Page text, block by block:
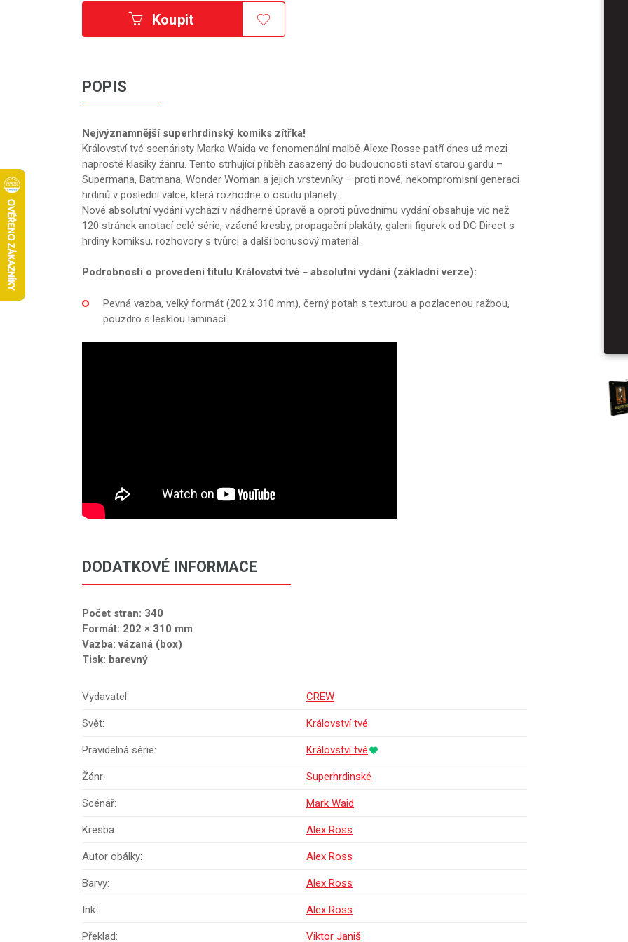
Koupit
POPIS
Nejvýznamnější superhrdinský komiks zítřka!
Království tvé scenáristy Marka Waida ve fenomenální malbě Alexe Rosse patří dnes už mezi
naprosté klasiky žánru. Tento strhující příběh zasazený do budoucnosti staví starou gardu –
Supermana, Batmana, Wonder Woman a jejich vrstevníky – proti nové, nekompromisní generaci
hrdinů v poslední válce, která rozhodne o osudu planety.
Nové absolutní vydání vychází v nádherné úpravě a oproti původnímu vydání obsahuje víc než
120 stránek anotací celé série, vzácné kresby, propagační plakáty, galerii figurek od DC Direct s
hrdiny komiksu, rozhovory s tvůrci a další bonusový materiál.
Podrobnosti o provedení titulu Království tvé – absolutní vydání (základní verze):
Pevná vazba, velký formát (202 x 310 mm), černý potah s texturou a pozlacenou ražbou,
pouzdro s lesklou laminací.
DODATKOVÉ INFORMACE
Počet stran: 340
Formát: 202 × 310 mm
Vazba: vázaná (box)
Tisk: barevný
Vydavatel: CREW
Svět: Království tvé
Pravidelná série: Království tvé
Žánr: Superhrdinské
Scénář: Mark Waid
Kresba: Alex Ross
Autor obálky: Alex Ross
Barvy: Alex Ross
Ink: Alex Ross
Překlad: Viktor Janiš